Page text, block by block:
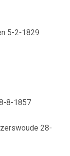
5-2-1829
8-1857
28-